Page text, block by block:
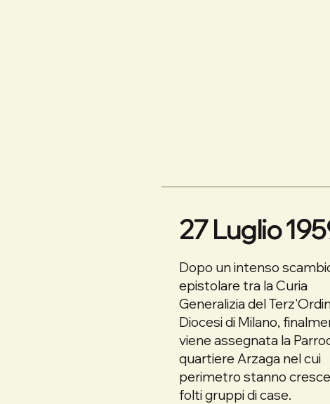
27 Luglio
Dopo un intenso
epistolare tra la Curia
Generalizia del
Diocesi di Milano,
viene assegnata la
quartiere Arzaga nel cui
perimetro stanno
folti gruppi di case.